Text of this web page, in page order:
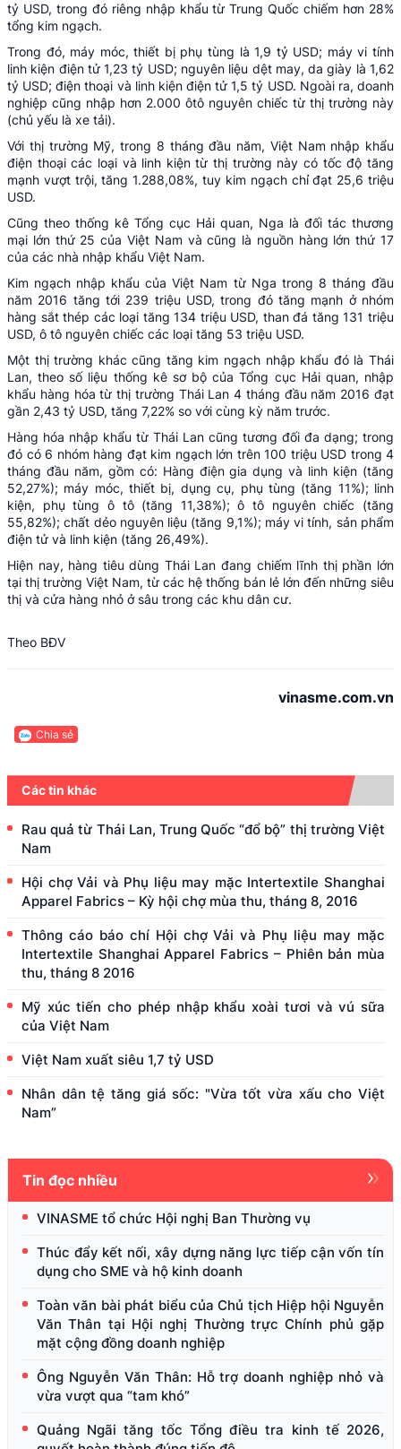
tỷ USD, trong đó riêng nhập khẩu từ Trung Quốc chiếm hơn 28%
tổng kim ngạch.
Trong đó, máy móc, thiết bị phụ tùng là 1,9 tỷ USD; máy vi tính
linh kiện điện tử 1,23 tỷ USD; nguyên liệu dệt may, da giày là 1,62
tỷ USD; điện thoại và linh kiện điện tử 1,5 tỷ USD. Ngoài ra, doanh
nghiệp cũng nhập hơn 2.000 ôtô nguyên chiếc từ thị trường này
(chủ yếu là xe tải).
Với thị trường Mỹ, trong 8 tháng đầu năm, Việt Nam nhập khẩu
điện thoại các loại và linh kiện từ thị trường này có tốc độ tăng
mạnh vượt trội, tăng 1.288,08%, tuy kim ngạch chỉ đạt 25,6 triệu
USD.
Cũng theo thống kê Tổng cục Hải quan, Nga là đối tác thương
mại lớn thứ 25 của Việt Nam và cũng là nguồn hàng lớn thứ 17
của các nhà nhập khẩu Việt Nam.
Kim ngạch nhập khẩu của Việt Nam từ Nga trong 8 tháng đầu
năm 2016 tăng tới 239 triệu USD, trong đó tăng mạnh ở nhóm
hàng sắt thép các loại tăng 134 triệu USD, than đá tăng 131 triệu
USD, ô tô nguyên chiếc các loại tăng 53 triệu USD.
Một thị trường khác cũng tăng kim ngạch nhập khẩu đó là Thái
Lan, theo số liệu thống kê sơ bộ của Tổng cục Hải quan, nhập
khẩu hàng hóa từ thị trường Thái Lan 4 tháng đầu năm 2016 đạt
gần 2,43 tỷ USD, tăng 7,22% so với cùng kỳ năm trước.
Hàng hóa nhập khẩu từ Thái Lan cũng tương đối đa dạng; trong
đó có 6 nhóm hàng đạt kim ngạch lớn trên 100 triệu USD trong 4
tháng đầu năm, gồm có: Hàng điện gia dụng và linh kiện (tăng
52,27%); máy móc, thiết bị, dụng cụ, phụ tùng (tăng 11%); linh
kiện, phụ tùng ô tô (tăng 11,38%); ô tô nguyên chiếc (tăng
55,82%); chất dẻo nguyên liệu (tăng 9,1%); máy vi tính, sản phẩm
điện tử và linh kiện (tăng 26,49%).
Hiện nay, hàng tiêu dùng Thái Lan đang chiếm lĩnh thị phần lớn
tại thị trường Việt Nam, từ các hệ thống bán lẻ lớn đến những siêu
thị và cửa hàng nhỏ ở sâu trong các khu dân cư.
Theo BĐV
vinasme.com.vn
Chia sẻ
Các tin khác
Rau quả từ Thái Lan, Trung Quốc “đổ bộ” thị trường Việt
Nam
Hội chợ Vải và Phụ liệu may mặc Intertextile Shanghai
Apparel Fabrics – Kỳ hội chợ mùa thu, tháng 8, 2016
Thông cáo báo chí Hội chợ Vải và Phụ liệu may mặc
Intertextile Shanghai Apparel Fabrics – Phiên bản mùa
thu, tháng 8 2016
Mỹ xúc tiến cho phép nhập khẩu xoài tươi và vú sữa
của Việt Nam
Việt Nam xuất siêu 1,7 tỷ USD
Nhân dân tệ tăng giá sốc: "Vừa tốt vừa xấu cho Việt
Nam”
Tin đọc nhiều
VINASME tổ chức Hội nghị Ban Thường vụ
Thúc đẩy kết nối, xây dựng năng lực tiếp cận vốn tín
dụng cho SME và hộ kinh doanh
Toàn văn bài phát biểu của Chủ tịch Hiệp hội Nguyễn
Văn Thân tại Hội nghị Thường trực Chính phủ gặp
mặt cộng đồng doanh nghiệp
Ông Nguyễn Văn Thân: Hỗ trợ doanh nghiệp nhỏ và
vừa vượt qua “tam khó”
Quảng Ngãi tăng tốc Tổng điều tra kinh tế 2026,